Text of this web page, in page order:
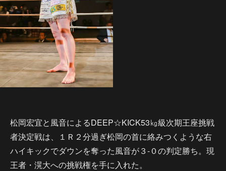
松岡宏宜と風音によるDEEP☆KICK53㎏級次期王座挑戦
者決定戦は、１Ｒ２分過ぎ松岡の首に絡みつくような右
ハイキックでダウンを奪った風音が３-０の判定勝ち。現
王者・滉大への挑戦権を手に入れた。